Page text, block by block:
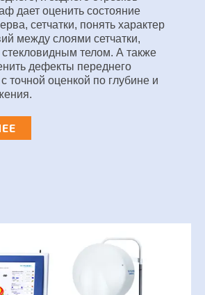
дает оценить состояние
сетчатки, понять характер
между слоями сетчатки,
телом. А также
дефекты переднего
с точной оценкой по глубине и